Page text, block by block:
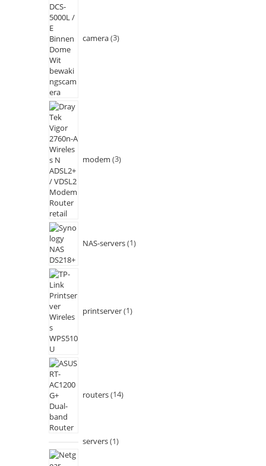
camera 3
modem 3
NAS-servers 1
printserver 1
routers 14
servers 1